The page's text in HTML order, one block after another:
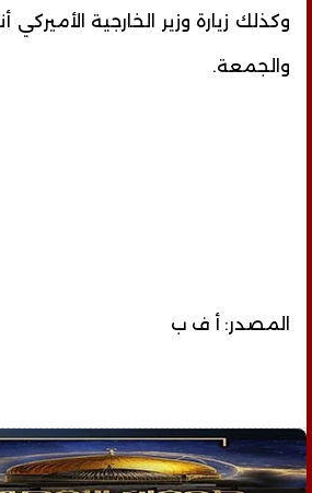
وكذلك زيارة وزير الخارجية
والجمعة.
المصدر: أ ف ب